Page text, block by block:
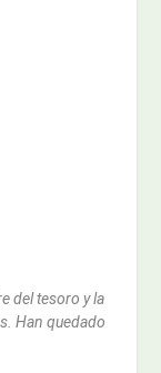
del tesoro y la
Han quedado